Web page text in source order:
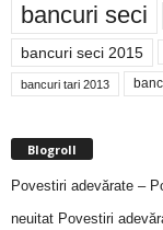
bancuri seci
bancuri seci 2015
bancuri tari 2013
Blogroll
Povestiri adevărate –
neuitat Povestiri